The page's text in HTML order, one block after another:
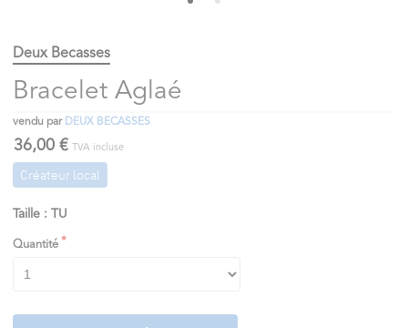
Deux Becasses
Bracelet Aglaé
vendu par DEUX BECASSES
36,00 € TVA incluse
Créateur local
Taille : TU
Quantité